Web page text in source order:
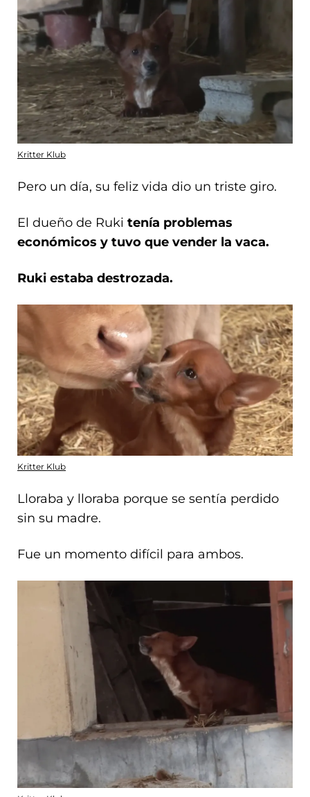
Kritter Klub
Pero un día, su feliz vida dio un triste giro.
El dueño de Ruki tenía problemas
económicos y tuvo que vender la vaca.
Ruki estaba destrozada.
Kritter Klub
Lloraba y lloraba porque se sentía perdido
sin su madre.
Fue un momento difícil para ambos.